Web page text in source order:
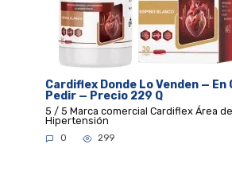
Cardiflex Donde Lo Venden — En
Pedir — Precio 229 Q
5 / 5 Marca comercial Cardiflex Área
Hipertensión
0 299